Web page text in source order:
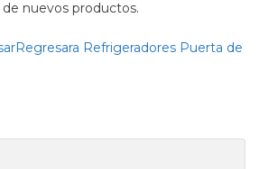
nuevos productos.
Regresara Refrigeradores Puerta de